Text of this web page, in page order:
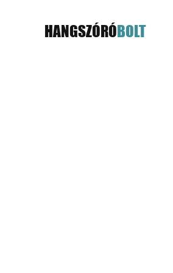
HANGSZÓRÓBOLT